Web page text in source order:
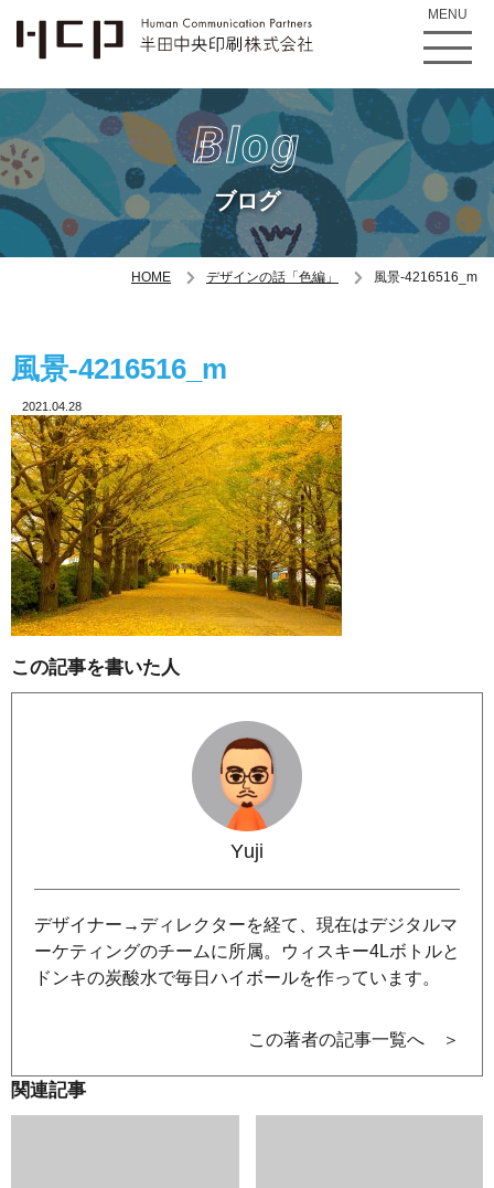
MENU
Blog
ブログ
HOME デザインの話「色編」 風景-4216516_m
風景-4216516_m
2021.04.28
この記事を書いた人
Yuji
デザイナー→ディレクターを経て、現在はデジタルマ
ーケティングのチームに所属。ウィスキー4Lボトルと
ドンキの炭酸水で毎日ハイボールを作っています。
この著者の記事一覧へ ＞
関連記事